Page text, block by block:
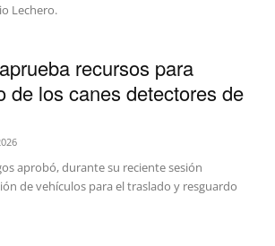
Lechero.
recursos para
de los canes detectores de
aprobó, durante su reciente sesión
de vehículos para el traslado y resguardo